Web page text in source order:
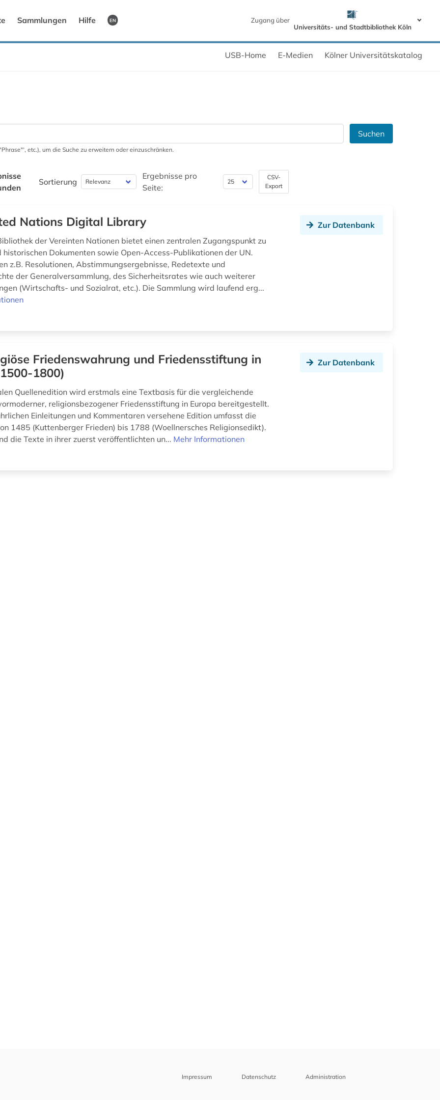
Sammlungen Hilfe EN
Zugang über
Universitäts- und Stadtbibliothek Köln
USB-Home E-Medien Kölner Universitätskatalog
Suchen
etc.), um die Suche zu erweitern oder einzuschränken.
Sortierung
Ergebnisse pro
Seite:
CSV-
Export
Nations Digital Library
der Vereinten Nationen bietet einen zentralen Zugangspunkt zu
historischen Dokumenten sowie Open-Access-Publikationen der UN.
z.B. Resolutionen, Abstimmungsergebnisse, Redetexte und
der Generalversammlung, des Sicherheitsrates wie auch weiterer
(Wirtschafts- und Sozialrat, etc.). Die Sammlung wird laufend erg...
Zur Datenbank
Friedenswahrung und Friedensstiftung in
1800)
Quellenedition wird erstmals eine Textbasis für die vergleichende
religionsbezogener Friedensstiftung in Europa bereitgestellt.
Einleitungen und Kommentaren versehene Edition umfasst die
1485 (Kuttenberger Frieden) bis 1788 (Woellnersches Religionsedikt).
die Texte in ihrer zuerst veröffentlichten un... Mehr Informationen
Zur Datenbank
Impressum Datenschutz Administration